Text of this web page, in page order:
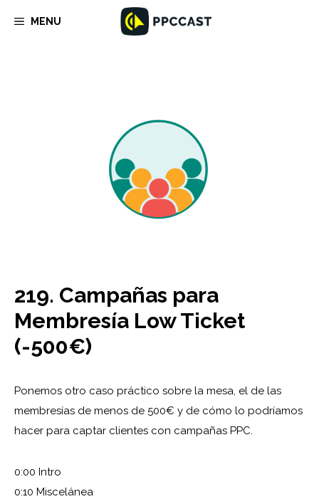
MENU
219. Campañas para
Membresía Low Ticket
(-500€)
Ponemos otro caso práctico sobre la mesa, el de las
membresías de menos de 500€ y de cómo lo podríamos
hacer para captar clientes con campañas PPC.
0:00 Intro
0:10 Miscelánea